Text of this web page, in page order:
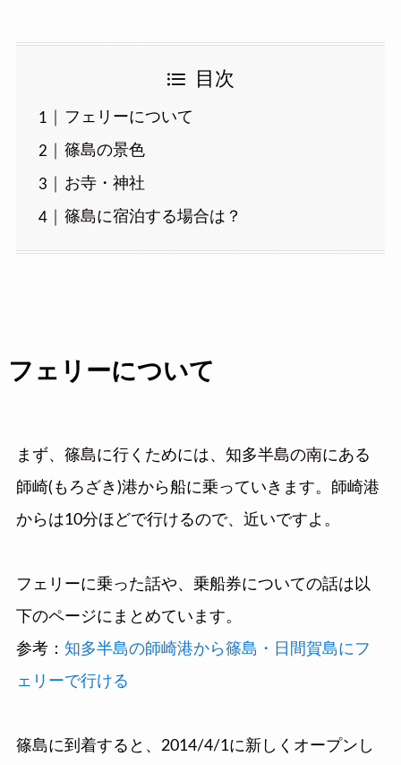
目次
フェリーについて
篠島の景色
お寺・神社
篠島に宿泊する場合は？
フェリーについて
まず、篠島に行くためには、知多半島の南にある
師崎(もろざき)港から船に乗っていきます。師崎港
からは10分ほどで行けるので、近いですよ。
フェリーに乗った話や、乗船券についての話は以
下のページにまとめています。
参考： 知多半島の師崎港から篠島・日間賀島にフ
ェリーで行ける
篠島に到着すると、2014/4/1に新しくオープンし